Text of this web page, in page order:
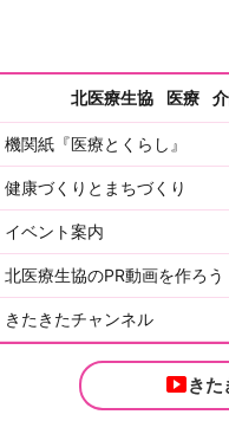
北医療生協 医療
機関紙『医療とくらし』
健康づくりとまちづくり
イベント案内
北医療生協のPR動画を作ろう
きたきたチャンネル
き